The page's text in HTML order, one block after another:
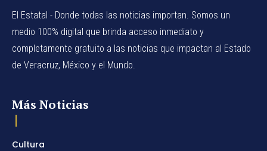
El Estatal - Donde todas las noticias importan. Somos un
medio 100% digital que brinda acceso inmediato y
completamente gratuito a las noticias que impactan al Estado
de Veracruz, México y el Mundo.
Más Noticias
Cultura